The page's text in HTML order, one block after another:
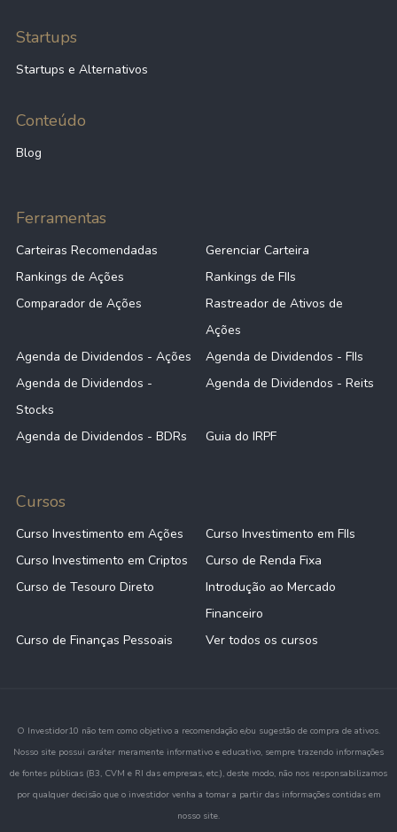
Startups
Startups e Alternativos
Conteúdo
Blog
Ferramentas
Carteiras Recomendadas
Gerenciar Carteira
Rankings de Ações
Rankings de FIIs
Comparador de Ações
Rastreador de Ativos de
Ações
Agenda de Dividendos - Ações
Agenda de Dividendos - FIIs
Agenda de Dividendos -
Stocks
Agenda de Dividendos - Reits
Agenda de Dividendos - BDRs Guia do IRPF
Cursos
Curso Investimento em Ações
Curso Investimento em FIIs
Curso Investimento em Criptos
Curso de Renda Fixa
Curso de Tesouro Direto
Introdução ao Mercado
Financeiro
Curso de Finanças Pessoais
Ver todos os cursos
O Investidor10 não tem como objetivo a recomendação e/ou sugestão de compra de ativos.
Nosso site possui caráter meramente informativo e educativo, sempre trazendo informações
de fontes públicas (B3, CVM e RI das empresas, etc.), deste modo, não nos responsabilizamos
por qualquer decisão que o investidor venha a tomar a partir das informações contidas em
nosso site.